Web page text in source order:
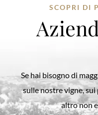
SCOPRI DI
Se hai bisogno di
sulle nostre vigne,
altro non